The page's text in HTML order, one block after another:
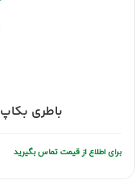
باطری بکاپ 3.6 ولت بیضی 180میلی آمپر
برای اطلاع از قیمت تماس بگیرید